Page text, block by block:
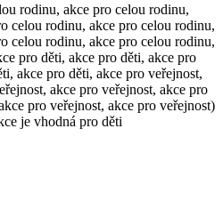
rodinu, akce pro celou rodinu,
celou rodinu, akce pro celou rodinu,
celou rodinu, akce pro celou rodinu,
pro děti, akce pro děti, akce pro
akce pro děti, akce pro veřejnost,
akce pro veřejnost, akce pro
pro veřejnost, akce pro veřejnost)
je vhodná pro děti